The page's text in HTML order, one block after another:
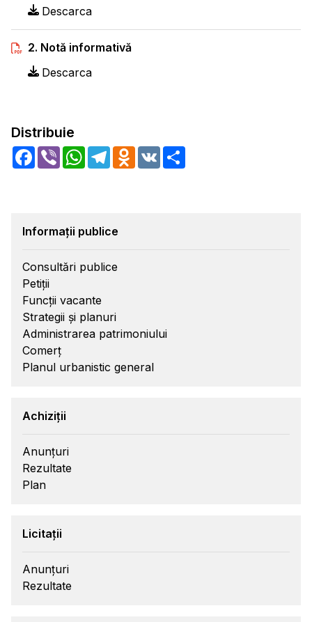
Descarca
2. Notă informativă
Descarca
Distribuie
Facebook
Viber WhatsApp
TelegramOdnoklassniki
VK
Informații publice
Consultări publice
Petiții
Funcții vacante
Strategii și planuri
Administrarea patrimoniului
Comerț
Planul urbanistic general
Achiziții
Anunțuri
Rezultate
Plan
Licitații
Anunțuri
Rezultate